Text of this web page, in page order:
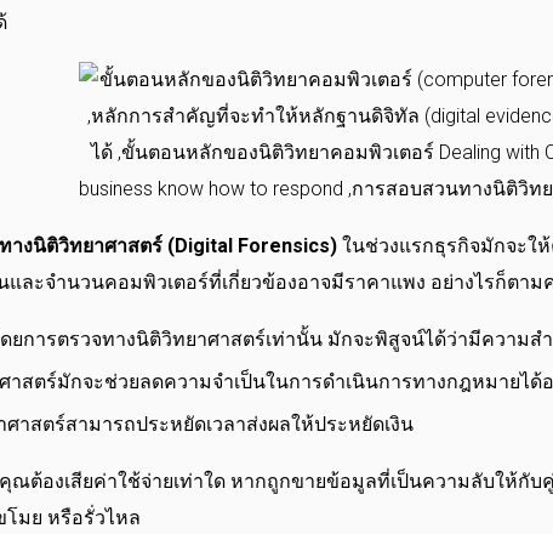
างนิติวิทยาศาสตร์ (Digital Forensics) ในช่วงแรกธุรกิจมักจะใ
ละจำนวนคอมพิวเตอร์ที่เกี่ยวข้องอาจมีราคาแพง อย่างไรก็ตา
ยการตรวจทางนิติวิทยาศาสตร์เท่านั้น มักจะพิสูจน์ได้ว่ามีความ
สตร์มักจะช่วยลดความจำเป็นในการดำเนินการทางกฎหมายได้
าสตร์สามารถประหยัดเวลาส่งผลให้ประหยัดเงิน
ต้องเสียค่าใช้จ่ายเท่าใด หากถูกขายข้อมูลที่เป็นความลับให้กั
มย หรือรั่วไหล